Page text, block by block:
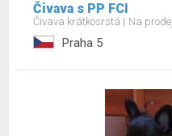
Čivava s PP FCI
Čivava krátkosrstá Na prodej
Praha 5